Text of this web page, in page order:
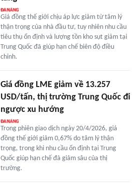
Giá đồng thế giới chịu áp lực giảm từ tâm lý
thận trọng của nhà đầu tư, tuy nhiên nhu cầu
tiêu thụ ổn định và lượng tồn kho sụt giảm tại
Trung Quốc đã giúp hạn chế biên độ điều
chỉnh.
Giá đồng LME giảm về 13.257
USD/tấn, thị trường Trung Quốc đi
ngược xu hướng
Trong phiên giao dịch ngày 20/4/2026, giá
đồng thế giới giảm 0,67% do tâm lý thận
trọng, trong khi nhu cầu ổn định tại Trung
Quốc giúp hạn chế đà giảm sâu của thị
trường.